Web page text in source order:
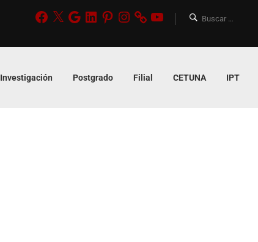
Investigación Postgrado Filial CETUNA IPT